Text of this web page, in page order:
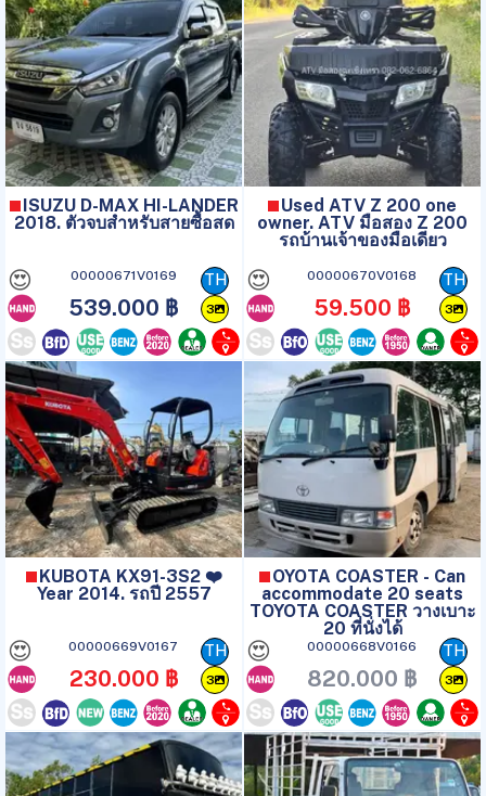
ISUZU D-MAX HI-LANDER
2018. ตัวจบสำหรับสายซื้อสด
😍 00000671V0169
539.000 ฿
TH
3
Used ATV Z 200 one
owner. ATV มือสอง Z 200
รถบ้านเจ้าของมือเดียว
😍 00000670V0168
59.500 ฿
TH
3
KUBOTA KX91-3S2 ❤️
Year 2014. รถปี 2557
😍 00000669V0167
230.000 ฿
TH
3
OYOTA COASTER - Can
accommodate 20 seats
TOYOTA COASTER วางเบาะ
20 ที่นั่งได้
😍 00000668V0166
820.000 ฿
TH
3